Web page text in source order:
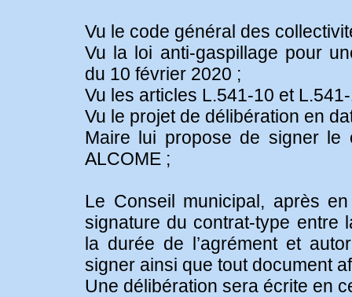
Vu le code général des
Vu la loi anti-gaspillage pour
du 10 février 2020 ;
Vu les articles L.541-10 et
Vu le projet de délibération en
Maire lui propose de signer le
ALCOME ;
Le Conseil municipal, après
signature du contrat-type entre
la durée de l’agrément et
signer ainsi que tout document
Une délibération sera écrite en